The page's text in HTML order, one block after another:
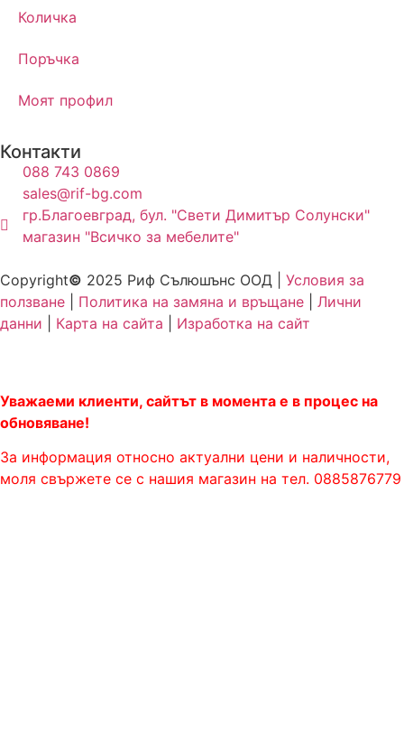
Количка
Поръчка
Моят профил
Контакти
088 743 0869
sales@rif-bg.com
гр.Благоевград, бул. "Свети Димитър Солунски"
магазин "Всичко за мебелите"
Copyright© 2025 Риф Сълюшънс ООД | Условия за
ползване
Политика на замяна и връщане
Лични
данни
Карта на сайта Изработка на сайт
Уважаеми клиенти, сайтът в момента е в процес на
обновяване!
За информация относно актуални цени и наличности,
моля свържете се с нашия магазин на тел. 0885876779